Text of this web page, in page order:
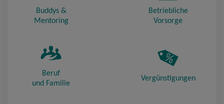
Buddys &
Mentoring
Betriebliche
Vorsorge
Beruf
und Familie
Vergünstigungen